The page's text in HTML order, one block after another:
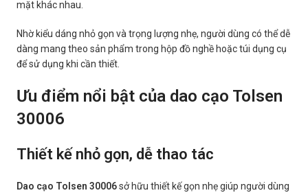
mặt khác nhau.
Nhờ kiểu dáng nhỏ gọn và trọng lượng nhẹ, người dùng có thể dễ
dàng mang theo sản phẩm trong hộp đồ nghề hoặc túi dụng cụ
để sử dụng khi cần thiết.
Ưu điểm nổi bật của dao cạo Tolsen
30006
Thiết kế nhỏ gọn, dễ thao tác
Dao cạo Tolsen 30006sở hữu thiết kế gọn nhẹ giúp người dùng